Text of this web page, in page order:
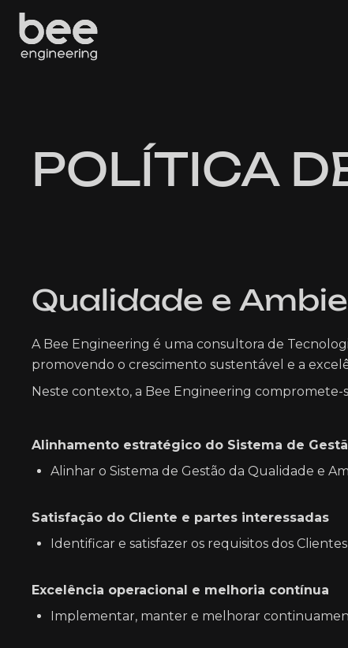
POLÍTICA
Qualidade e
A Bee Engineering é uma consultora de
promovendo o crescimento sustentável e a
Neste contexto, a Bee Engineering compromete-
Alinhamento estratégico do Sistema de
Alinhar o Sistema de Gestão da Qualidade e
Satisfação do Cliente e partes interessadas
Identificar e satisfazer os requisitos dos
Excelência operacional e melhoria contínua
Implementar, manter e melhorar